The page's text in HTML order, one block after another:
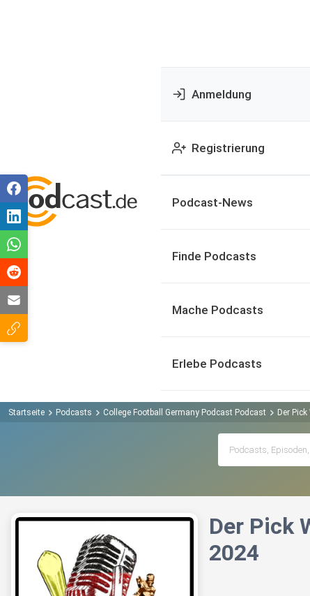
Anmeldung
Registrierung
Podcast-News
Finde Podcasts
Mache Podcasts
Erlebe Podcasts
Startseite Podcasts College Football Germany Podcast Podcast Der
Der Pick
2024